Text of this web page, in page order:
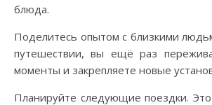
блюда.
Поделитесь опытом с близкими
путешествии, вы ещё раз
моменты и закрепляете новые
Планируйте следующие поездки.